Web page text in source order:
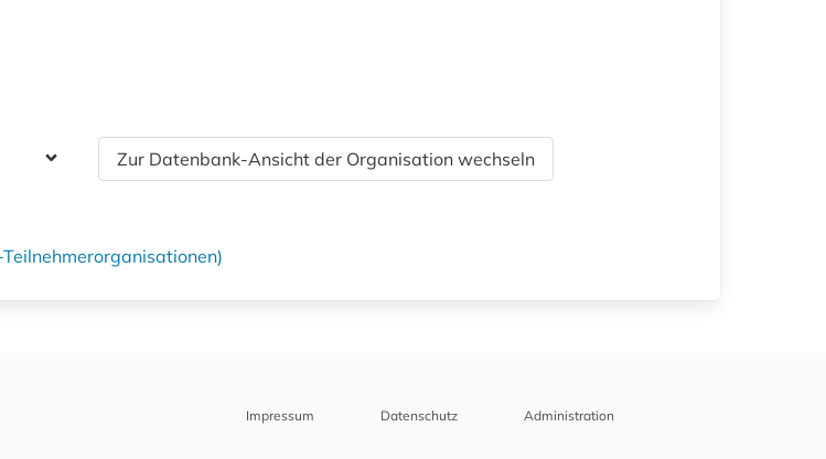
Zur Datenbank-Ansicht der Organisation wechseln
Impressum Datenschutz Administration